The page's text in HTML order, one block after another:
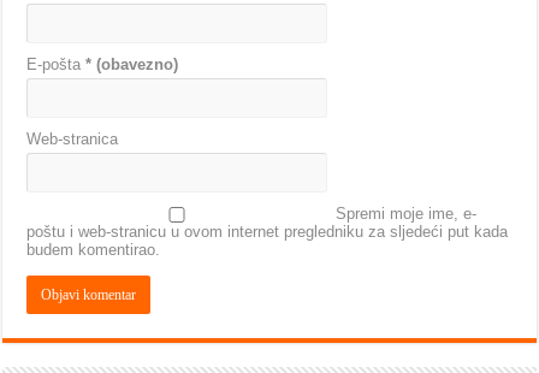
E-pošta* (obavezno)
Web-stranica
Spremi moje ime, e-
poštu i web-stranicu u ovom internet pregledniku za sljedeći put kada
budem komentirao.